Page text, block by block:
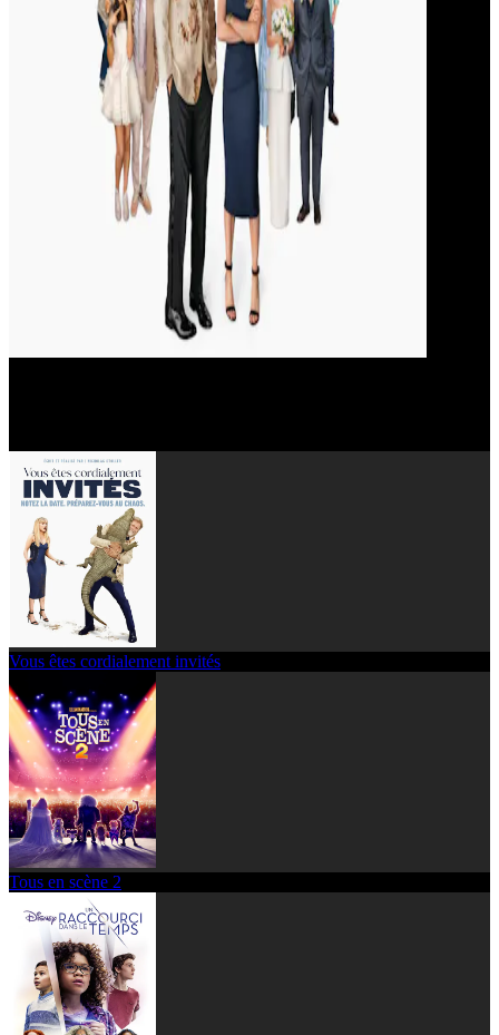
Vous êtes cordialement invités
Tous en scène 2